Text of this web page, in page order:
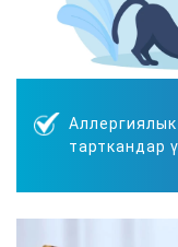
тарткандар